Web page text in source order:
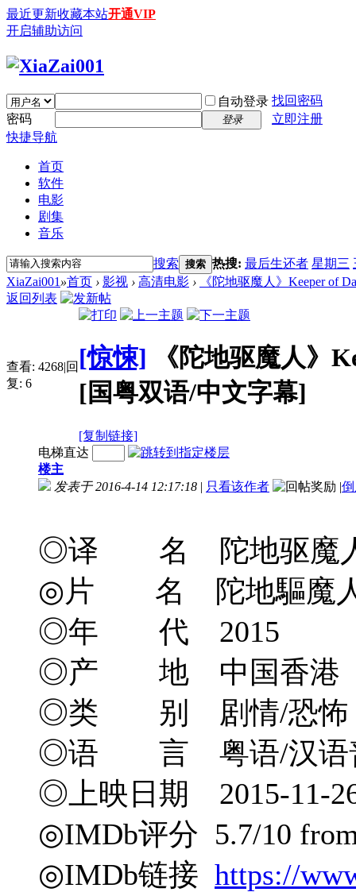
最近更新收藏本站开通VIP
开启辅助访问
自动登录 找回密码
密码
登录
立即注册
快捷导航
首页
软件
电影
剧集
音乐
搜索 搜索 热搜: 最后生还者 星期三
XiaZai001 »首页 › 影视 › 高清电影 ›
《陀地驱魔人》Keeper of
返回列表
查看: 4268|回
复: 6
[惊悚]
《陀地驱魔人》
[国粤双语/中文字幕]
[复制链接]
电梯直达
楼主
发表于 2016-4-14 12:17:18 | 只看该作者 |
◎译 名 陀地驱魔人/
◎片 名 陀地驅魔
◎年 代 2015
◎产 地 中国香港
◎类 别 剧情/恐怖
◎语 言 粤语/汉语
◎上映日期 2015-11-
◎IMDb评分 5.7/10 from
◎IMDb链接 https://